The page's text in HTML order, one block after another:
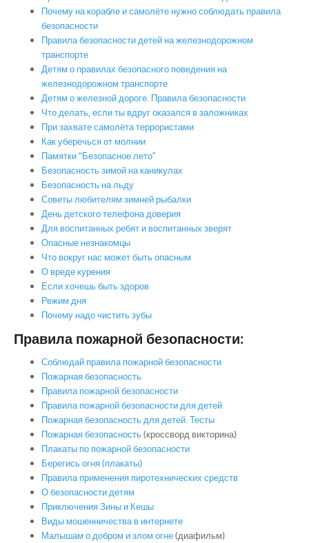
Почему на корабле и самолёте нужно соблюдать правила
безопасности
Правила безопасности детей на железнодорожном
транспорте
Детям о правилах безопасного поведения на
железнодорожном транспорте
Детям о железной дороге. Правила безопасности
Что делать, если ты вдруг оказался в заложниках
При захвате самолёта террористами
Как уберечься от молнии
Памятки “Безопасное лето”
Безопасность зимой на каникулах
Безопасность на льду
Советы любителям зимней рыбалки
День детского телефона доверия
Для воспитанных ребят и воспитанных зверят
Опасные незнакомцы
Что вокруг нас может быть опасным
О вреде курения
Если хочешь быть здоров
Режим дня
Почему надо чистить зубы
Правила пожарной безопасности:
Соблюдай правила пожарной безопасности
Пожарная безопасность
Правила пожарной безопасности
Правила пожарной безопасности для детей
Пожарная безопасность для детей. Тесты
Пожарная безопасность(кроссворд викторина)
Плакаты по пожарной безопасности
Берегись огня (плакаты)
Правила применения пиротехнических средств
О безопасности детям
Приключения Зины и Кешы
Виды мошенничества в интернете
Малышам о добром и злом огне(диафильм)